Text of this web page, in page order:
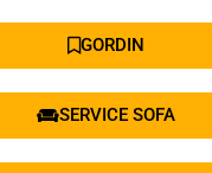
GORDIN
SERVICE SOFA